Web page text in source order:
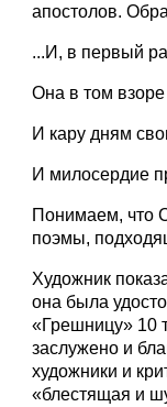
апостолов.
...И, в первый
Она в том
И кару дням
И милосердие
Понимаем, что
поэмы,
Художник
она была
«Грешницу» 10
заслужено и
художники и
«блестящая и